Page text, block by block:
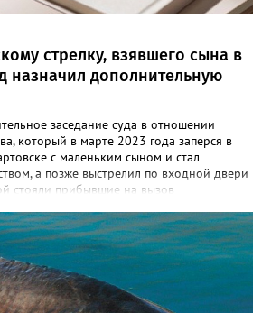
стрелку, взявшего сына в
назначил дополнительную
заседание суда в отношении
который в марте 2023 года заперся в
с маленьким сыном и стал
а позже выстрелил по входной двери
стояли прибывшие на вызов
В происшествии никто не пострадал,
с Широковым, он отпустил ребенка и
Gorod3466.ru источник, знакомый с
суда было принято постановление
экспертизу из-за недостоверности
экспертизы, проведенной ранее.